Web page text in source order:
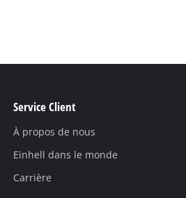
Service Client
À propos de nous
Einhell dans le monde
Carrière